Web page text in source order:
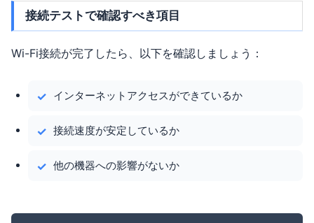
接続テストで確認すべき項目
Wi-Fi接続が完了したら、以下を確認しましょう：
インターネットアクセスができているか
接続速度が安定しているか
他の機器への影響がないか